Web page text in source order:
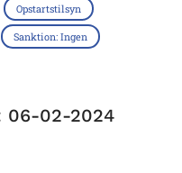
Opstartstilsyn
Sanktion: Ingen
06-02-2024